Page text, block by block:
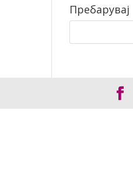
Пребарувај